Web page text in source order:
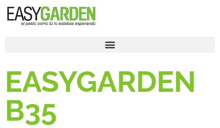
EASYGARDEN
B35